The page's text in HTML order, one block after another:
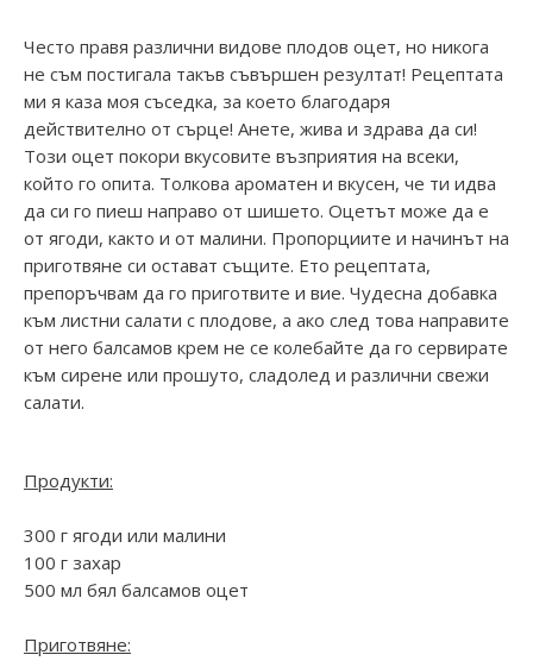
Често правя различни видове плодов оцет, но никога
не съм постигала такъв съвършен резултат! Рецептата
ми я каза моя съседка, за което благодаря
действително от сърце! Анете, жива и здрава да си!
Този оцет покори вкусовите възприятия на всеки,
който го опита. Толкова ароматен и вкусен, че ти идва
да си го пиеш направо от шишето. Оцетът може да е
от ягоди, както и от малини. Пропорциите и начинът на
приготвяне си остават същите. Ето рецептата,
препоръчвам да го приготвите и вие. Чудесна добавка
към листни салати с плодове, а ако след това направите
от него балсамов крем не се колебайте да го сервирате
към сирене или прошуто, сладолед и различни свежи
салати.
Продукти:
300 г ягоди или малини
100 г захар
500 мл бял балсамов оцет
Приготвяне: